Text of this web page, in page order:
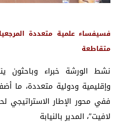
فسيفساء علمية متعددة
متقاطعة
نشط الورشة خبراء وباحثون
وإقليمية ودولية متعددة، ما
ففي محور الإطار الاستراتيجي
لافيت”، المدير بالنيابة